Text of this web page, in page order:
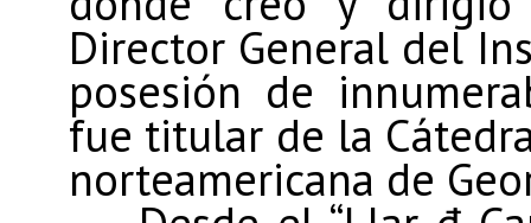
Director General del
posesión de
fue titular de la
norteamericana de